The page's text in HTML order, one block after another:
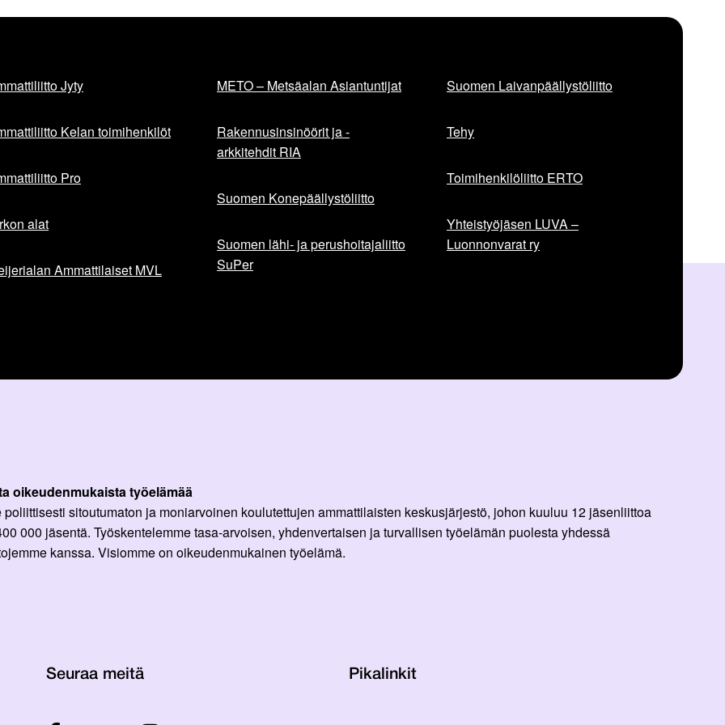
a
a
Jyty
Kelan toimihenkilöt
Pro
alat
Ammattilaiset MVL
METO – Metsäalan Asiantuntijat
Rakennusinsinöörit ja -
arkkitehdit RIA
Suomen Konepäällystöliitto
Suomen lähi- ja perushoitajaliitto
SuPer
Suomen Laivanpäällystöliitto
Tehy
Toimihenkilöliitto ERTO
Yhteistyöjäsen LUVA –
Luonnonvarat ry
oikeudenmukaista työelämää
poliittisesti sitoutumaton ja moniarvoinen koulutettujen ammattilaisten keskusjärjestö, johon kuuluu 12 jäsenliittoa
000 jäsentä. Työskentelemme tasa-arvoisen, yhdenvertaisen ja turvallisen työelämän puolesta yhdessä
kanssa. Visiomme on oikeudenmukainen työelämä.
Seuraa meitä Pikalinkit